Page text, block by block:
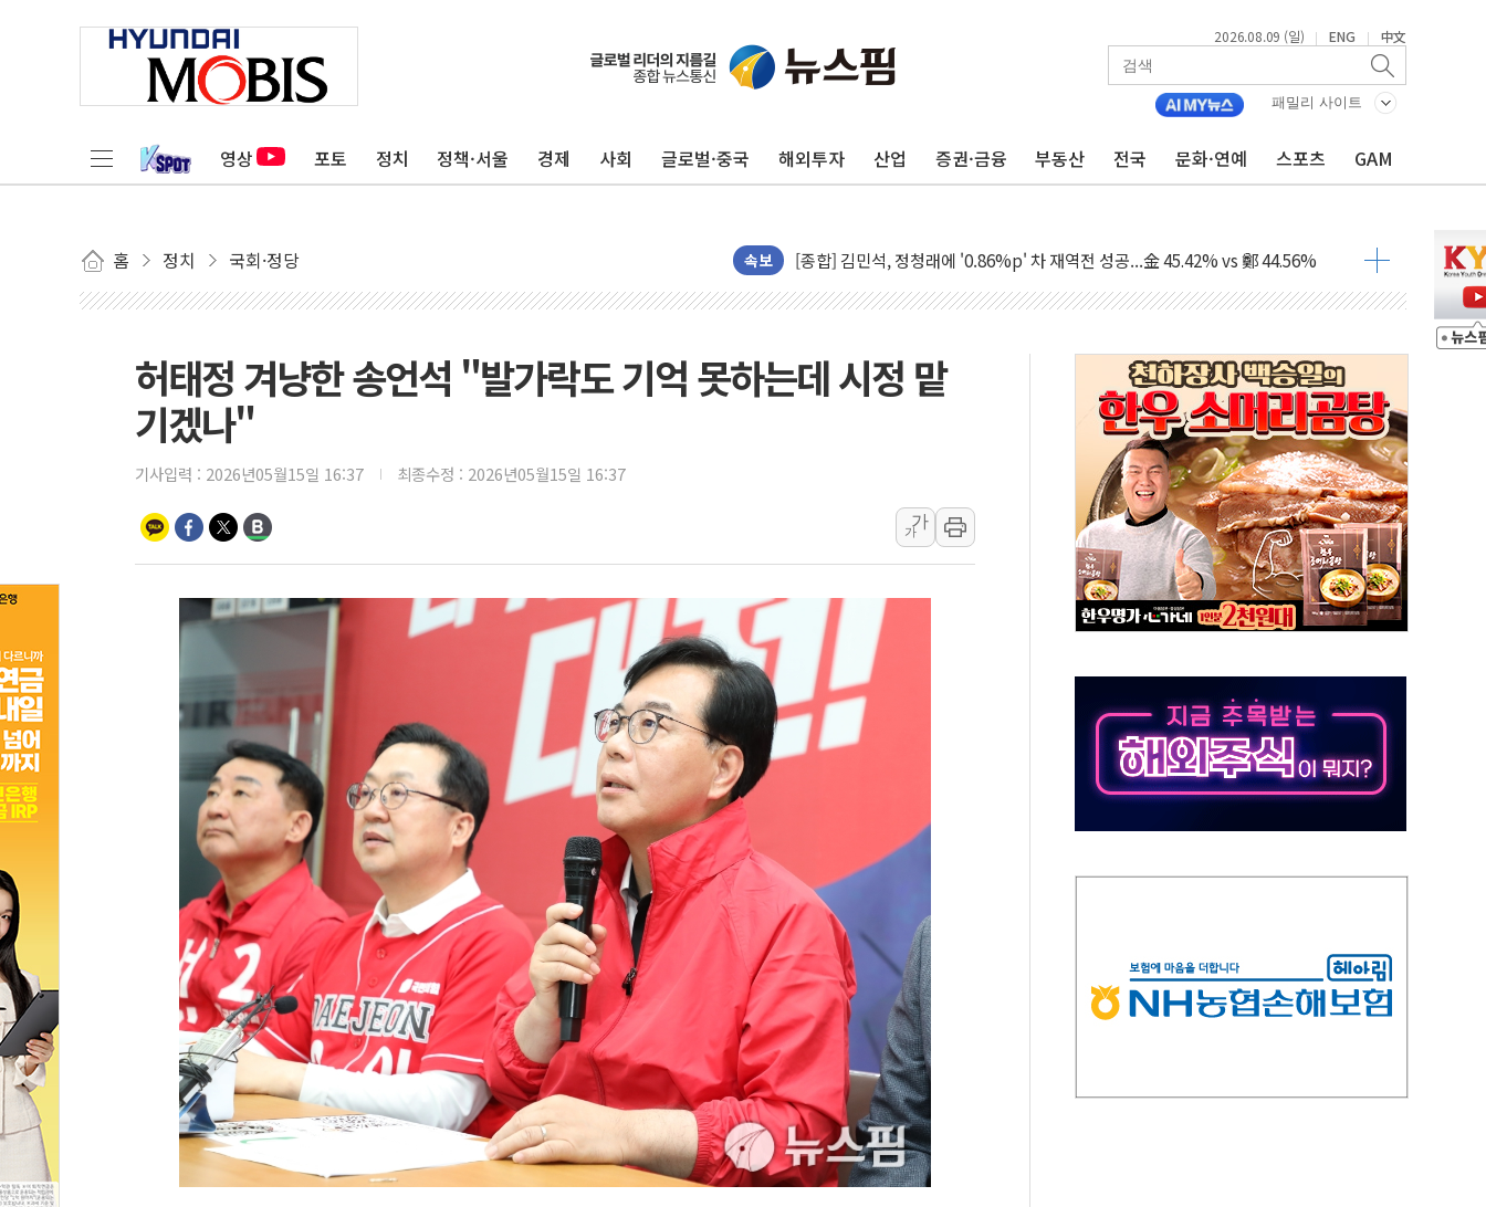
2026.08.09 (일) | ENG | 中文
패밀리 사이트
영상 포토 정치 정책·서울 경제 사회 글로벌·중국 해외투자 산업 증권·금융 부동산 전국 문화·연예 스포츠 GAM
홈 정치 국회·정당 속보
포항시 재난예산 40억 긴급 투입…고수온 양식장 복구·지원 '총력'
울진·영덕 '호우특보'-포항 '산사태 주의보'...경북도, 호우 피해·통제구간 없어
인천 합동연설회 나선 송영길·정청래·김민석 당대표 후보
김민석, 2주차 제주·인천 경선서 정청래에 승리...47.75% vs 42.08%
[속보] 민주, 제주·인천 경선 결과 발표...김민석 47.75% 정청래 42.08%
[속보] 민주, 인천 경선 결과 발표...김민석 45.09% 정청래 43.27% 송영길 11.63%
[속보] 민주, 제주 경선 결과 발표...김민석 52.64% 정청래 39.89% 송영길 7.47%
美, 이란전 출구전략 만지작…공습 한계·탄약 부족 현실화
강릉·동해·삼척 시간당 최대 50㎜ 폭우…강원 동해안 강한 비 이어져
폐기물 수거하다 참변…60대 환경미화원 수거차에 치여 사망
서울 중랑구 주택가서 흉기 난동…60대 남성 2명 숨져
李대통령 "결혼 때문에 손해 보는 일 없게"…'결혼 페널티' 22개 과제 손본다
여수 오동도 인근 해상서 모터보트 전복…1명 사망·1명 실종
추미애, '위안부' 피해자 기림의 날 참석..."국제적 시민 연대로 목소리 내야"
인천 선재도 갯벌서 해루질 중 실종 60대 나흘만에 숨진 채 발견
인천서 말다툼 중 어머니 흉기 살해 10대 아들 체포
'화합' 꺼낸 김민석에 '뻔뻔' 받아친 정청래…제주 연설서 신경전 고조
허태정 겨냥한 송언석 "발가락도 기억 못하는데 시정 맡
기겠나"
기사입력 : 2026년05월15일 16:37 최종수정 : 2026년05월15일 16:37
가
가